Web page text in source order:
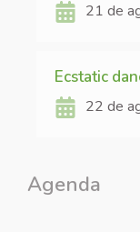
21 de
Ecstatic
22 de
Agenda